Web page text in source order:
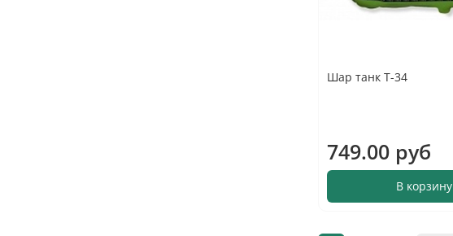
Шар танк Т-34
749.00 руб
В корзину